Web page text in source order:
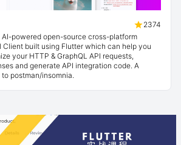
2374
AI-powered open-source cross-platform
Client built using Flutter which can help you
your HTTP & GraphQL API requests,
and generate API integration code. A
postman/insomnia.